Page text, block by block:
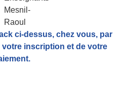
ci-dessus, chez vous, par
inscription et de votre